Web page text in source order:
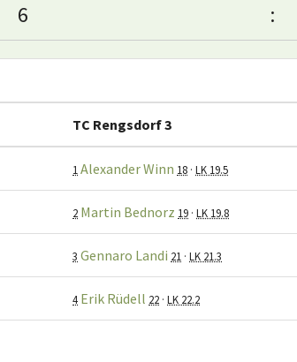
6 :
TC Rengsdorf 3
1 Alexander Winn 18 · LK 19.5
2 Martin Bednorz 19 · LK 19.8
3 Gennaro Landi 21 · LK 21.3
4 Erik Rüdell 22 · LK 22.2